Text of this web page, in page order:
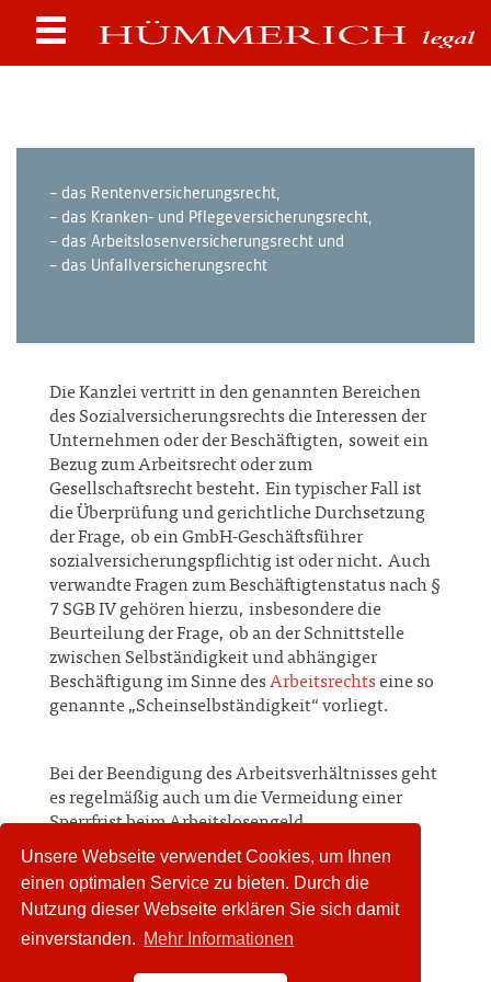
Unsere Webseite verwendet Cookies, um Ihnen
einen optimalen Service zu bieten. Durch die
Nutzung dieser Webseite erklären Sie sich damit
einverstanden. Mehr Informationen
– das Rentenversicherungsrecht,
– das Kranken- und Pflegeversicherungsrecht,
– das Arbeitslosenversicherungsrecht und
– das Unfallversicherungsrecht
Die Kanzlei vertritt in den genannten Bereichen
des Sozialversicherungsrechts die Interessen der
Unternehmen oder der Beschäftigten, soweit ein
Bezug zum Arbeitsrecht oder zum
Gesellschaftsrecht besteht. Ein typischer Fall ist
die Überprüfung und gerichtliche Durchsetzung
der Frage, ob ein GmbH-Geschäftsführer
sozialversicherungspflichtig ist oder nicht. Auch
verwandte Fragen zum Beschäftigtenstatus nach §
7 SGB IV gehören hierzu, insbesondere die
Beurteilung der Frage, ob an der Schnittstelle
zwischen Selbständigkeit und abhängiger
Beschäftigung im Sinne desArbeitsrechtseine so
genannte „Scheinselbständigkeit“ vorliegt.
Bei der Beendigung des Arbeitsverhältnisses geht
es regelmäßig auch um die Vermeidung einer
Sperrfrist beim Arbeitslosengeld.
Im Bereich der gesetzlichen Unfallversicherung
besteht Expertise zu den beitragsrechtlichen
Fragen auf Arbeitgeberseite.